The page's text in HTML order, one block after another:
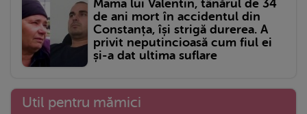
Mama lui Valentin, tânărul de 34
de ani mort în accidentul din
Constanța, își strigă durerea. A
privit neputincioasă cum fiul ei
și-a dat ultima suflare
Util pentru mămici